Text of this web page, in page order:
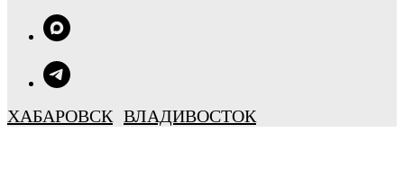
ХАБАРОВСК ВЛАДИВОСТОК